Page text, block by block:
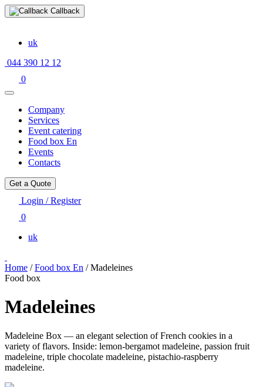
Callback
uk
044 390 12 12
0
Company
Services
Event catering
Food box En
Events
Contacts
Get a Quote
Login / Register
0
uk
Home /Food box En / Madeleines
Food box
Madeleines
Madeleine Box — an elegant selection of French cookies in a
variety of flavors. Inside: lemon-bergamot madeleine, passion fruit
madeleine, triple chocolate madeleine, pistachio-raspberry
madeleine.